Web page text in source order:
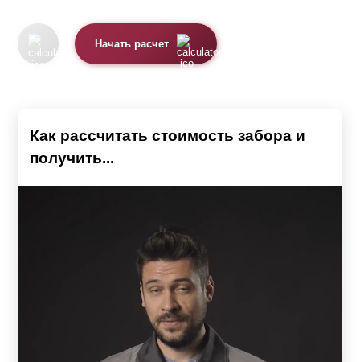
Начать расчет
Как рассчитать стоимость забора и
получить...